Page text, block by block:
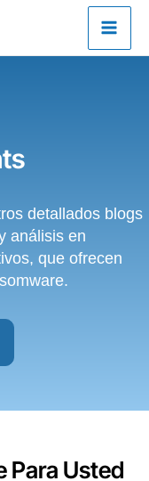
detallados blogs
análisis en
que ofrecen
Para Usted